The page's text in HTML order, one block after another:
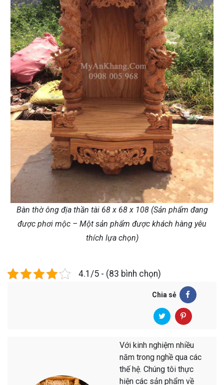
Bàn thờ ông địa thần tài 68 x 68 x 108 (Sản phẩm đang
được phơi mộc – Một sản phẩm được khách hàng yêu
thích lựa chọn)
4.1/5 - (83 bình chọn)
Chia sẻ
Với kinh nghiệm nhiều
năm trong nghề qua các
thế hệ. Chúng tôi thực
hiện các sản phẩm về